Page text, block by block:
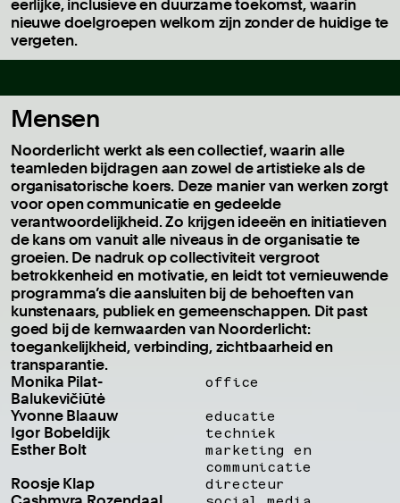
eerlijke, inclusieve en duurzame toekomst, waarin
nieuwe doelgroepen welkom zijn zonder de huidige te
vergeten.
Mensen
Noorderlicht werkt als een collectief, waarin alle
teamleden bijdragen aan zowel de artistieke als de
organisatorische koers. Deze manier van werken zorgt
voor open communicatie en gedeelde
verantwoordelijkheid. Zo krijgen ideeën en initiatieven
de kans om vanuit alle niveaus in de organisatie te
groeien. De nadruk op collectiviteit vergroot
betrokkenheid en motivatie, en leidt tot vernieuwende
programma’s die aansluiten bij de behoeften van
kunstenaars, publiek en gemeenschappen. Dit past
goed bij de kernwaarden van Noorderlicht:
toegankelijkheid, verbinding, zichtbaarheid en
transparantie.
Monika Pilat-
Balukevičiūtė
office
Yvonne Blaauw educatie
Igor Bobeldijk techniek
Esther Bolt
marketing en
communicatie
Roosje Klap directeur